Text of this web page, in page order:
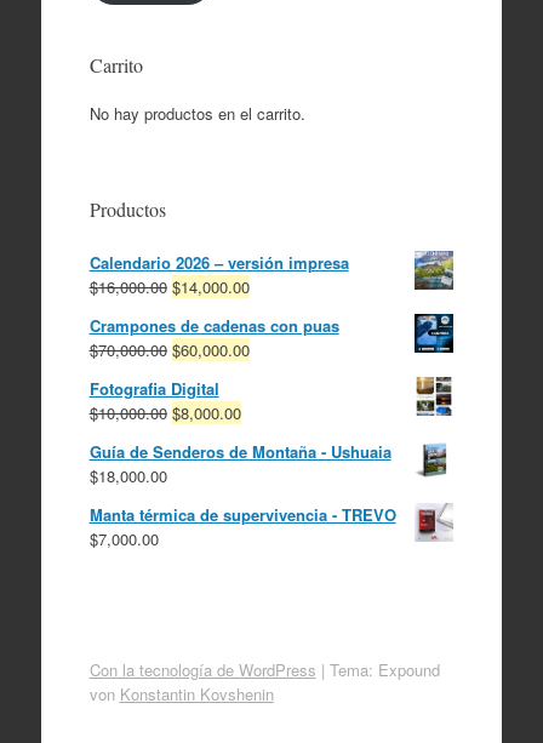
Carrito
No hay productos en el carrito.
Productos
Calendario 2026 – versión impresa
$16,000.00 El
original
era:
$16,000.00.
$14,000.00El
actual
es:
Crampones de cadenas con puas
$70,000.00 El
original
era:
$70,000.00.
$60,000.00El
$60,000.00.
Fotografia Digital
$10,000.00 El
original
$10,000.00.
$8,000.00El
actual
$8,000.00.
Guía de Senderos de Montaña - Ushuaia
$18,000.00
Manta térmica de supervivencia - TREVO
$7,000.00
Con la tecnología de WordPress | Tema: Expound
von Konstantin Kovshenin